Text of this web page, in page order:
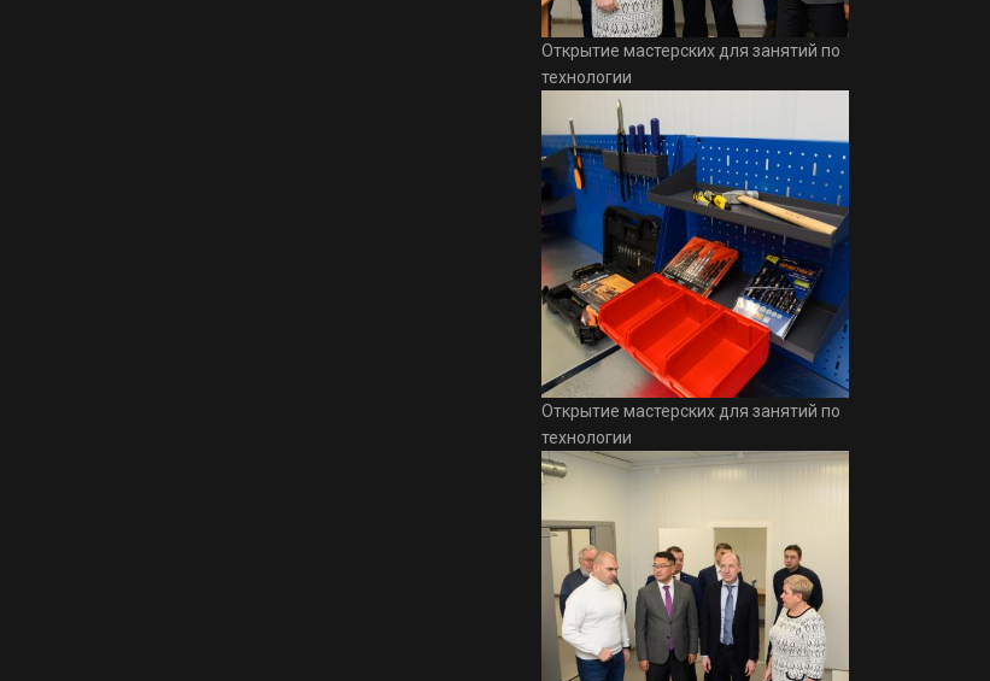
Открытие мастерских для занятий по
технологии
Открытие мастерских для занятий по
технологии